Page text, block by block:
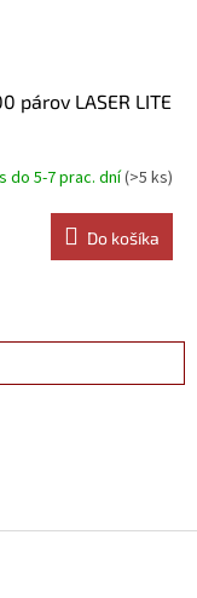
párov LASER LITE
do 5-7 prac. dní(>5 ks)
Do košíka